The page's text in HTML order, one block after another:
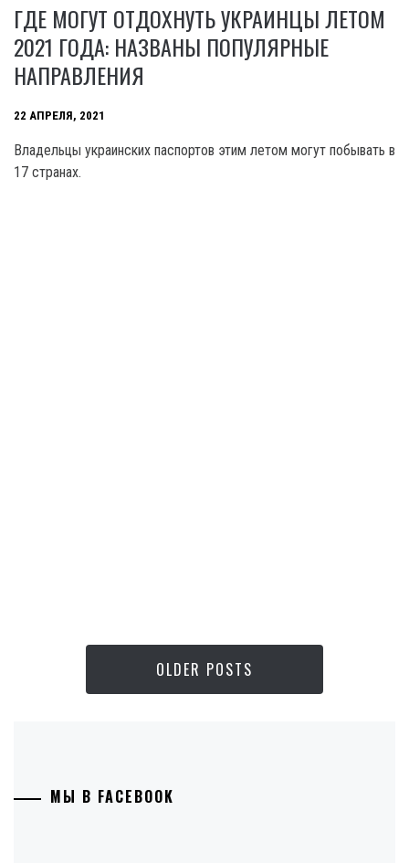
ГДЕ МОГУТ ОТДОХНУТЬ УКРАИНЦЫ ЛЕТОМ
2021 ГОДА: НАЗВАНЫ ПОПУЛЯРНЫЕ
НАПРАВЛЕНИЯ
22 АПРЕЛЯ, 2021
Владельцы украинских паспортов этим летом могут побывать в
17 странах.
OLDER POSTS
МЫ В FACEBOOK